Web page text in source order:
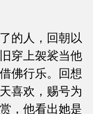
人，回朝以
穿上袈裟当他
佛行乐。回想
喜欢，赐号为
，他看出她是